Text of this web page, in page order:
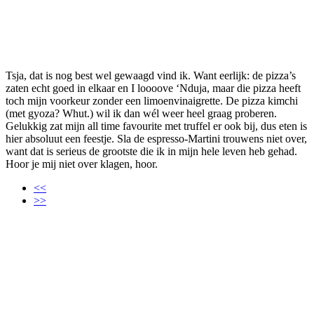
Tsja, dat is nog best wel gewaagd vind ik. Want eerlijk: de pizza’s
zaten echt goed in elkaar en I loooove ‘Nduja, maar die pizza heeft
toch mijn voorkeur zonder een limoenvinaigrette. De pizza kimchi
(met gyoza? Whut.) wil ik dan wél weer heel graag proberen.
Gelukkig zat mijn all time favourite met truffel er ook bij, dus eten is
hier absoluut een feestje. Sla de espresso-Martini trouwens niet over,
want dat is serieus de grootste die ik in mijn hele leven heb gehad.
Hoor je mij niet over klagen, hoor.
<<
>>